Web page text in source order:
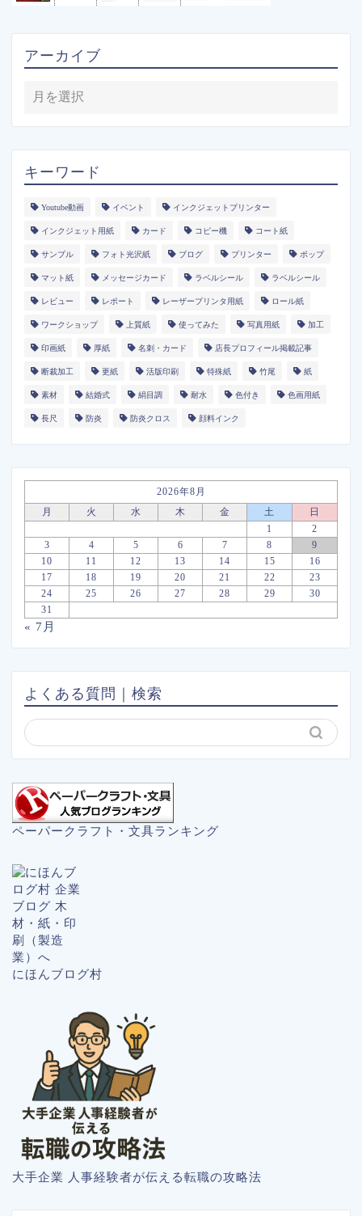
アーカイブ
キーワード
Youtube動画 イベント インクジェットプリンター
インクジェット用紙 カード コピー機 コート紙
サンプル フォト光沢紙 ブログ プリンター ポップ
マット紙 メッセージカード ラベルシール ラベルシール
レビュー レポート レーザープリンタ用紙 ロール紙
ワークショップ 上質紙 使ってみた 写真用紙 加工
印画紙 厚紙 名刺・カード 店長プロフィール掲載記事
断裁加工 更紙 活版印刷 特殊紙 竹尾 紙
素材 結婚式 絹目調 耐水 色付き 色画用紙
長尺 防炎 防炎クロス 顔料インク
2026年8月
月
火 水 木 金 土
日
1
2
3
4 5 6 7 8
9
10
11 12 13 14 15
16
17
18 19 20 21 22
23
24
25 26 27 28 29
30
31
« 7月
よくある質問｜検索
ペーパークラフト・文具ランキング
にほんブログ村
大手企業 人事経験者が伝える転職の攻略法